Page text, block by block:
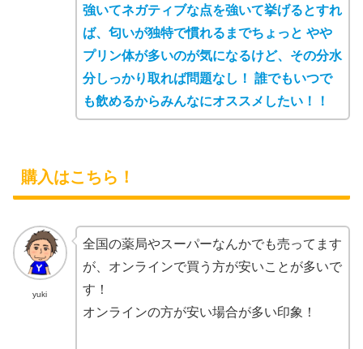
強いてネガティブな点を強いて挙げるとすれ
ば、匂いが独特で慣れるまでちょっと やや
プリン体が多いのが気になるけど、その分水
分しっかり取れば問題なし！ 誰でもいつで
も飲めるからみんなにオススメしたい！！
購入はこちら！
yuki
全国の薬局やスーパーなんかでも売ってます
が、オンラインで買う方が安いことが多いで
す！
オンラインの方が安い場合が多い印象！